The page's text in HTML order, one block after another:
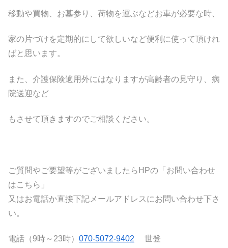
移動や買物、お墓参り、荷物を運ぶなどお車が必要な時、
家の片づけを定期的にして欲しいなど便利に使って頂けれ
ばと思います。
また、介護保険適用外にはなりますが高齢者の見守り、病
院送迎など
もさせて頂きますのでご相談ください。
ご質問やご要望等がございましたらHPの「お問い合わせ
はこちら」
又はお電話か直接下記メールアドレスにお問い合わせ下さ
い。
電話（9時～23時） 070-5072-9402 世登